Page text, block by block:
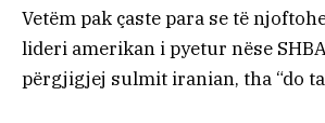
Vetëm pak çaste para se të
lideri amerikan i pyetur nëse
përgjigjej sulmit iranian, tha “do